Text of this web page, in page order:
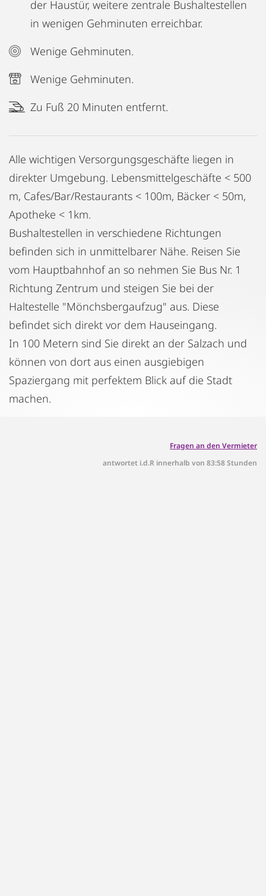
der Haustür, weitere zentrale Bushaltestellen
in wenigen Gehminuten erreichbar.
Wenige Gehminuten.
Wenige Gehminuten.
Zu Fuß 20 Minuten entfernt.
Alle wichtigen Versorgungsgeschäfte liegen in
direkter Umgebung. Lebensmittelgeschäfte < 500
m, Cafes/Bar/Restaurants < 100m, Bäcker < 50m,
Apotheke < 1km.
Bushaltestellen in verschiedene Richtungen
befinden sich in unmittelbarer Nähe. Reisen Sie
vom Hauptbahnhof an so nehmen Sie Bus Nr. 1
Richtung Zentrum und steigen Sie bei der
Haltestelle "Mönchsbergaufzug" aus. Diese
befindet sich direkt vor dem Hauseingang.
In 100 Metern sind Sie direkt an der Salzach und
können von dort aus einen ausgiebigen
Spaziergang mit perfektem Blick auf die Stadt
machen.
Fragen an den Vermieter
antwortet i.d.R innerhalb von 83:58 Stunden